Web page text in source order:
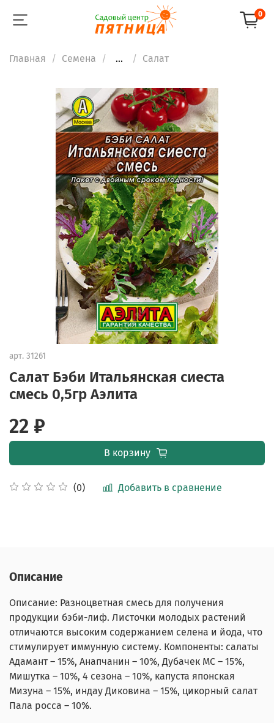
0
Главная Семена ... Салат
арт. 31261
Салат Бэби Итальянская сиеста
смесь 0,5гр Аэлита
(0) Добавить в сравнение
22 ₽
В корзину
Описание
Описание: Разноцветная смесь для получения
продукции бэби-лиф. Листочки молодых растений
отличаются высоким содержанием селена и йода, что
стимулирует иммунную систему. Компоненты: салаты
Адамант – 15%, Анапчанин – 10%, Дубачек МС – 15%,
Мишутка – 10%, 4 сезона – 10%, капуста японская
Мизуна – 15%, индау Диковина – 15%, цикорный салат
Пала росса – 10%.